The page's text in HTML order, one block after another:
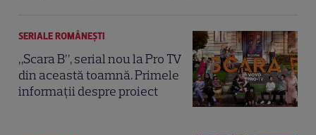
SERIALE ROMÂNEŞTI
„Scara B”, serial nou la Pro TV
din această toamnă. Primele
informații despre proiect